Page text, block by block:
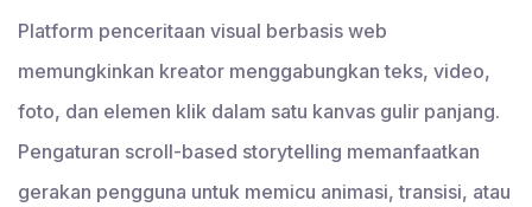
Platform penceritaan visual berbasis web
memungkinkan kreator menggabungkan teks, video,
foto, dan elemen klik dalam satu kanvas gulir panjang.
Pengaturan scroll-based storytelling memanfaatkan
gerakan pengguna untuk memicu animasi, transisi, atau